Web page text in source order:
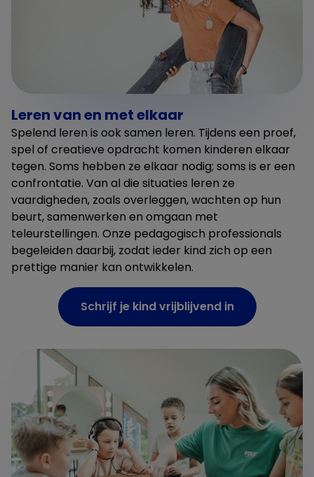
Leren van en met elkaar
Spelend leren is ook samen leren. Tijdens een proef,
spel of creatieve opdracht komen kinderen elkaar
tegen. Soms hebben ze elkaar nodig; soms is er een
confrontatie. Van al die situaties leren ze
vaardigheden, zoals overleggen, wachten op hun
beurt, samenwerken en omgaan met
teleurstellingen. Onze pedagogisch professionals
begeleiden daarbij, zodat ieder kind zich op een
prettige manier kan ontwikkelen.
Schrijf je kind vrijblijvend in